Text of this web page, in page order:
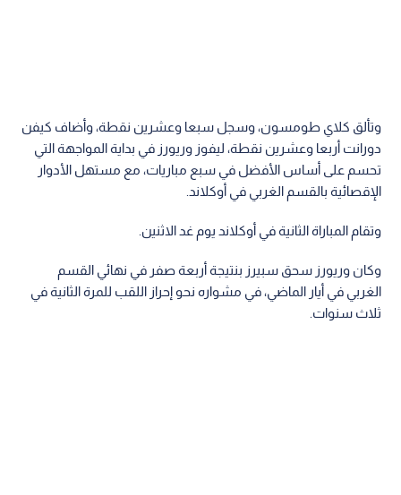
وتألق كلاي طومسون، وسجل سبعا وعشرين نقطة، وأضاف كيفن
دورانت أربعا وعشرين نقطة، ليفوز وريورز في بداية المواجهة التي
تحسم على أساس الأفضل في سبع مباريات، مع مستهل الأدوار
الإقصائية بالقسم الغربي في أوكلاند.
وتقام المباراة الثانية في أوكلاند يوم غد الاثنين.
وكان وريورز سحق سبيرز بنتيجة أربعة صفر في نهائي القسم
الغربي في أيار الماضي، في مشواره نحو إحراز اللقب للمرة الثانية في
ثلاث سنوات.